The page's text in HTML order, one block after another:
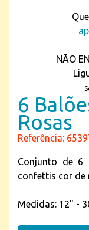
NÃO
6
Rosas
Referência:
Conjunto de 6
confettis cor de
Medidas: 12" -